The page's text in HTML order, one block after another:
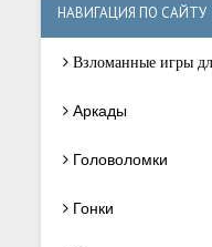
НАВИГАЦИЯ ПО САЙТУ
Взломанные игры
Аркады
Головоломки
Гонки